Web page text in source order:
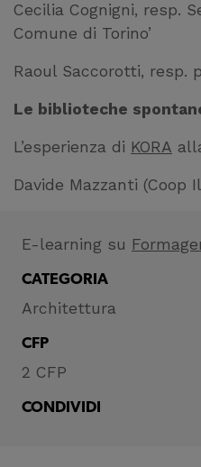
Cecilia Cognigni, resp.
Comune di Torino’
Raoul Saccorotti, resp.
Le biblioteche
L’esperienza di KORA
Davide Mazzanti (Coop
E-learning su
CATEGORIA
Architettura
CFP
2 CFP
CONDIVIDI